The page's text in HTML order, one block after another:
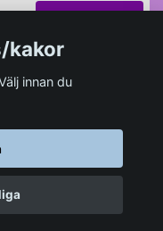
by Quickbutik
kakor
innan du